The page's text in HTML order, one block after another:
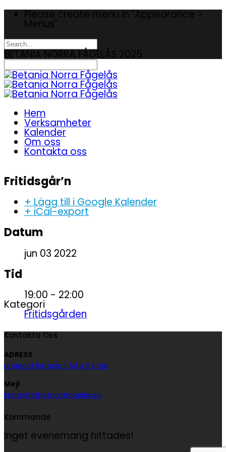
Please create menu in "Appearance >
Menus"
BETANIA NORRA FÅGELÅS 2025
Hem
Verksamheter
Kalender
Om oss
Kontakta oss
Fritidsgår’n
+ Lägg till i Google Kalender
+ iCal-export
Datum
jun 03 2022
Tid
19:00 - 22:00
Kategori
Fritidsgården
Kontakta Oss
ADRESS
Linderyd Betania 1, 544 94 Hjo
Mejl
kontakt@betaniafagelas.se
Kommande
Inget evenemang hittades!